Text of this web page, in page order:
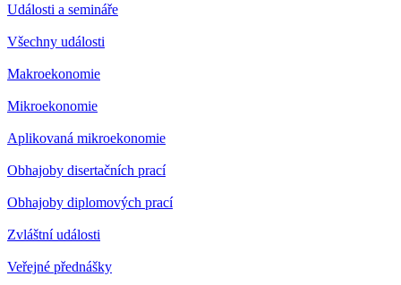
Události a semináře
Všechny události
Makroekonomie
Mikroekonomie
Aplikovaná mikroekonomie
Obhajoby disertačních prací
Obhajoby diplomových prací
Zvláštní události
Veřejné přednášky